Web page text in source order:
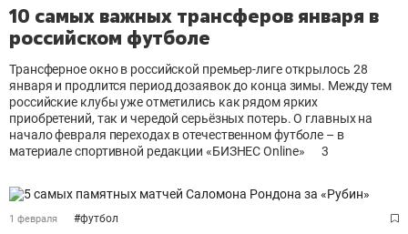
10 самых важных трансферов января в
российском футболе
Трансферное окно в российской премьер-лиге открылось 28
января и продлится период дозаявок до конца зимы. Между тем
российские клубы уже отметились как рядом ярких
приобретений, так и чередой серьёзных потерь. О главных на
начало февраля переходах в отечественном футболе – в
материале спортивной редакции «БИЗНЕС Online»
3
1 февраля #футбол